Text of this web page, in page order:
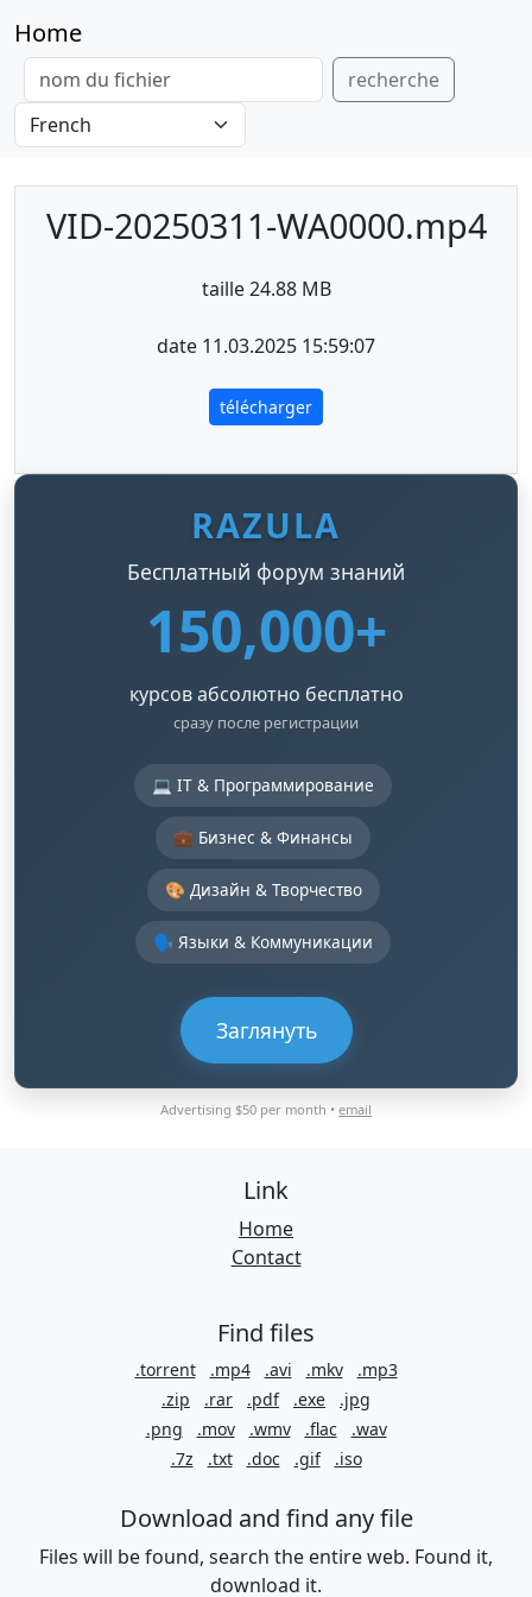
Home
recherche
VID-20250311-WA0000.mp4
taille 24.88 MB
date 11.03.2025 15:59:07
télécharger
RAZULA
Бесплатный форум знаний
150,000+
курсов абсолютно бесплатно
сразу после регистрации
💻 IT & Программирование
💼 Бизнес & Финансы
🎨 Дизайн & Творчество
🗣️ Языки & Коммуникации
Заглянуть
Advertising $50 per month • email
Link
Home
Contact
Find files
.torrent .mp4 .avi .mkv
.mp3
.zip
.rar .pdf .exe
.jpg
.png
.mov .wmv .flac
.wav
.7z
.txt .doc .gif .iso
Download and find any file
Files will be found, search the entire web. Found it,
download it.